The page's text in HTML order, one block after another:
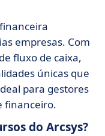
empresas. Com
fluxo de caixa,
únicas que
para gestores
financeiro.
do Arcsys?